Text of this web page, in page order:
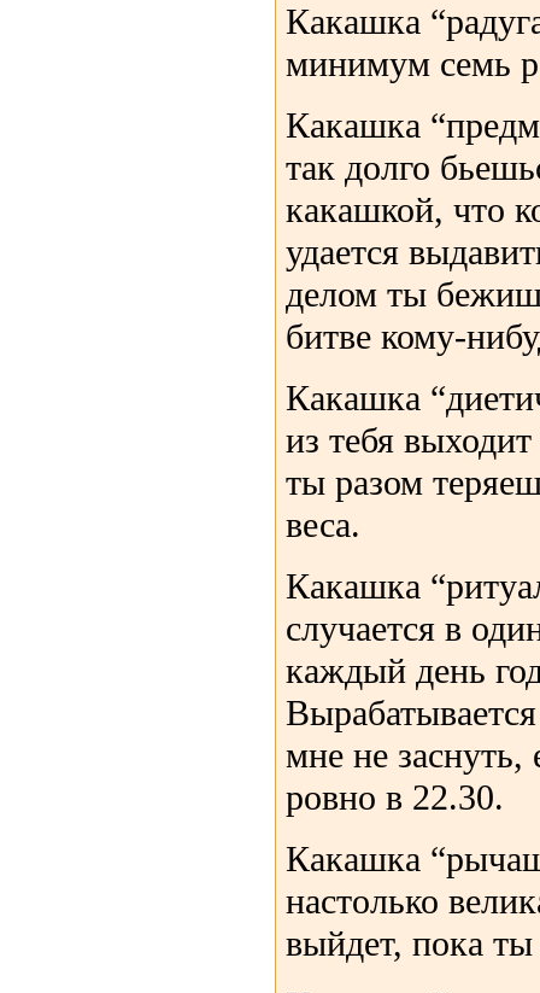
Какашка
минимум семь
Какашка
так долго
какашкой, что
удается
делом ты
битве кому-
Какашка
из тебя
ты разом
веса.
Какашка
случается в
каждый день
мне не заснуть,
ровно в 22.30.
Какашка
настолько
выйдет, пока